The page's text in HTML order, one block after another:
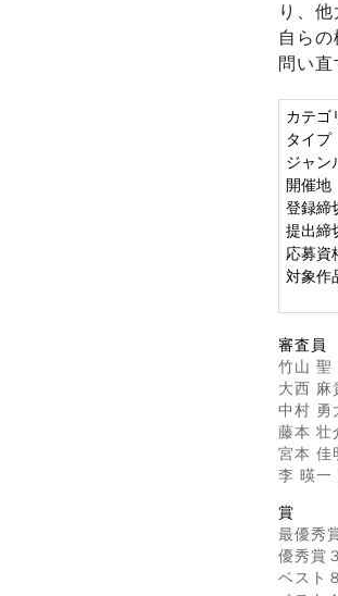
り、
自ら
問い直
カテゴ
タイプ
ジャン
開催地
登録締
提出締
応募資
対象作
審査員
竹山 聖
大西 麻
中村 勇
藤本 壮
宮本 佳
李 暎一
賞
最優秀
優秀賞
ベスト８